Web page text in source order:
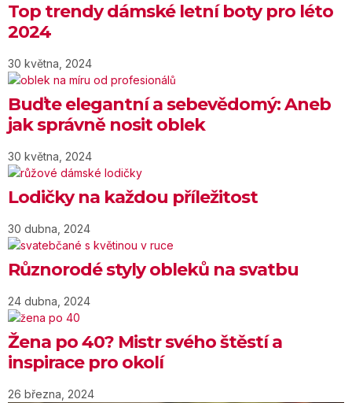
Top trendy dámské letní boty pro léto
2024
30 května, 2024
Buďte elegantní a sebevědomý: Aneb
jak správně nosit oblek
30 května, 2024
Lodičky na každou příležitost
30 dubna, 2024
Různorodé styly obleků na svatbu
24 dubna, 2024
Žena po 40? Mistr svého štěstí a
inspirace pro okolí
26 března, 2024